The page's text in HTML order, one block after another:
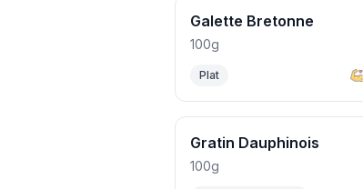
Galette Bretonne
100g
Plat
Gratin Dauphinois
100g